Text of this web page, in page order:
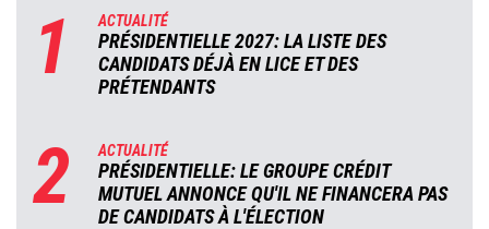
1 ACTUALITÉ
PRÉSIDENTIELLE 2027: LA LISTE DES
CANDIDATS DÉJÀ EN LICE ET DES
PRÉTENDANTS
2 ACTUALITÉ
PRÉSIDENTIELLE: LE GROUPE CRÉDIT
MUTUEL ANNONCE QU'IL NE FINANCERA PAS
DE CANDIDATS À L'ÉLECTION